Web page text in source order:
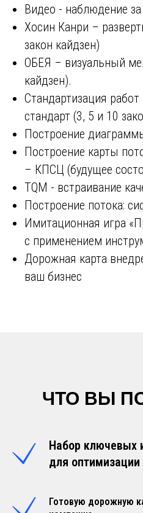
Видео - наблюдение
Хосин Канри –
закон кайдзен)
ОБЕЯ – визуальный
кайдзен).
Стандартизация
стандарт (3, 5 и 10
Построение
Построение карты
– КПСЦ (будущее
TQM - встраивание
Построение потока:
Имитационная игра
с применением
Дорожная карта
ваш бизнес
ЧТО ВЫ
Набор ключевых
для
Готовую дорожную